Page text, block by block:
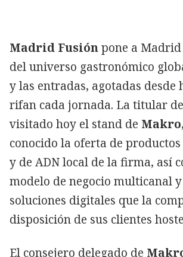
Madrid Fusiónpone a
del universo gastronómico
y las entradas, agotadas desde
rifan cada jornada. La titular
visitado hoy el stand de Makro
conocido la oferta de
y de ADN local de la firma, así
modelo de negocio multicanal
soluciones digitales que la
disposición de sus clientes
El consejero delegado de